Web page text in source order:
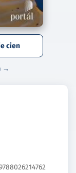
cien
→